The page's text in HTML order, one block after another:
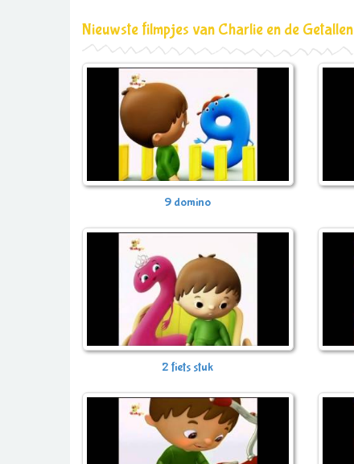
Nieuwste filmpjes van Charlie en de Getallen
9 domino
2 fiets stuk